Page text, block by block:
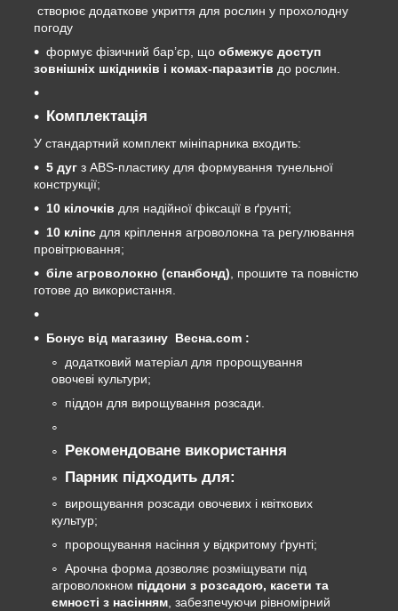
створює додаткове укриття для рослин у прохолодну
погоду
формує фізичний бар’єр, що обмежує доступ
зовнішніх шкідників і комах-паразитів до рослин.
Комплектація
У стандартний комплект мініпарника входить:
5 дуг з ABS-пластику для формування тунельної
конструкції;
10 кілочків для надійної фіксації в ґрунті;
10 кліпс для кріплення агроволокна та регулювання
провітрювання;
біле агроволокно (спанбонд) , прошите та повністю
готове до використання.
Бонус від магазину Весна.com :
додатковий матеріал для пророщування
овочеві культури;
піддон для вирощування розсади.
Рекомендоване використання
Парник підходить для:
вирощування розсади овочевих і квіткових
культур;
пророщування насіння у відкритому ґрунті;
Арочна форма дозволяє розміщувати під
агроволокном піддони з розсадою, касети та
ємності з насінням, забезпечуючи рівномірний